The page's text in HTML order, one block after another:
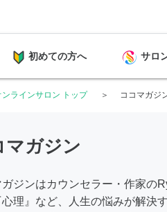
初めての方へ サロ
ンラインサロン トップ ココマガジ
マガジン
ガジンはカウンセラー・作家の
理』など、人生の悩みが解決